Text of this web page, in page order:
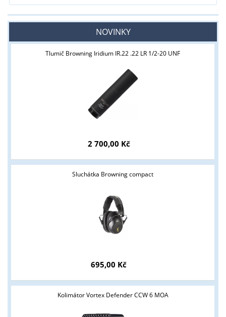
NOVINKY
Tlumič Browning Iridium IR.22 .22 LR 1/2-20 UNF
2 700,00 Kč
Sluchátka Browning compact
695,00 Kč
Kolimátor Vortex Defender CCW 6 MOA
podnikatelům v oblasti zbraně a střelivo. Splňujete tyto
ANO NE